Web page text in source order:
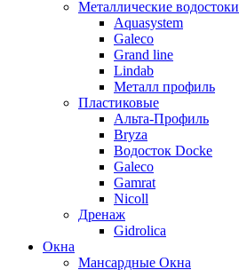
Металлические водостоки
Aquasystem
Galeco
Grand line
Lindab
Металл профиль
Пластиковые
Альта-Профиль
Bryza
Водосток Docke
Galeco
Gamrat
Nicoll
Дренаж
Gidrolica
Окна
Мансардные Окна